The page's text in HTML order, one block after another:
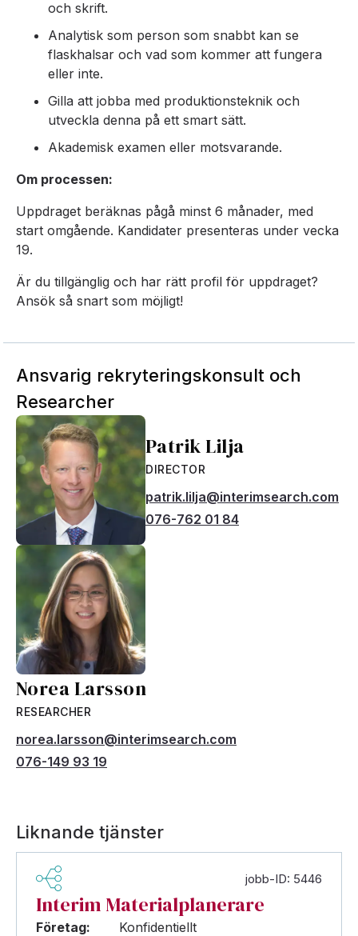
och skrift.
Analytisk som person som snabbt kan se
flaskhalsar och vad som kommer att fungera
eller inte.
Gilla att jobba med produktionsteknik och
utveckla denna på ett smart sätt.
Akademisk examen eller motsvarande.
Om processen:
Uppdraget beräknas pågå minst 6 månader, med
start omgående. Kandidater presenteras under vecka
19.
Är du tillgänglig och har rätt profil för uppdraget?
Ansök så snart som möjligt!
Ansvarig rekryteringskonsult och
Researcher
Patrik Lilja
DIRECTOR
patrik.lilja@interimsearch.com
076-762 01 84
Norea Larsson
RESEARCHER
norea.larsson@interimsearch.com
076-149 93 19
Liknande tjänster
jobb-ID: 5446
Interim Materialplanerare
Företag:
Konfidentiellt